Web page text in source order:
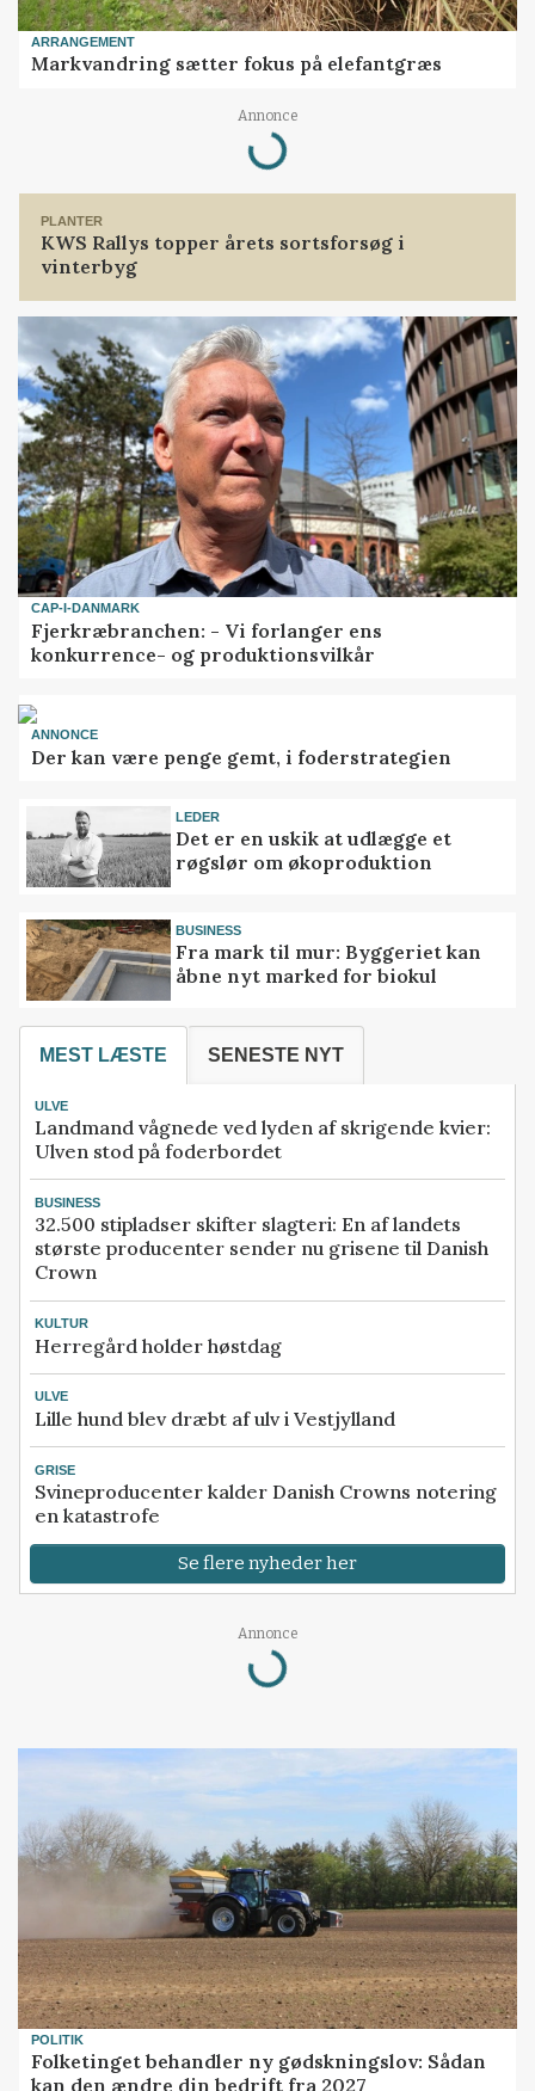
ARRANGEMENT
Markvandring sætter fokus på elefantgræs
Annonce
Loading...
PLANTER
KWS Rallys topper årets sortsforsøg i
vinterbyg
CAP-I-DANMARK
Fjerkræbranchen: - Vi forlanger ens
konkurrence- og produktionsvilkår
ANNONCE
Der kan være penge gemt, i foderstrategien
LEDER
Det er en uskik at udlægge et
røgslør om økoproduktion
BUSINESS
Fra mark til mur: Byggeriet kan
åbne nyt marked for biokul
MEST LÆSTE SENESTE NYT
ULVE
Landmand vågnede ved lyden af skrigende kvier:
Ulven stod på foderbordet
BUSINESS
32.500 stipladser skifter slagteri: En af landets
største producenter sender nu grisene til Danish
Crown
KULTUR
Herregård holder høstdag
ULVE
Lille hund blev dræbt af ulv i Vestjylland
GRISE
Svineproducenter kalder Danish Crowns notering
en katastrofe
Se flere nyheder her
Annonce
Loading...
POLITIK
Folketinget behandler ny gødskningslov: Sådan
kan den ændre din bedrift fra 2027